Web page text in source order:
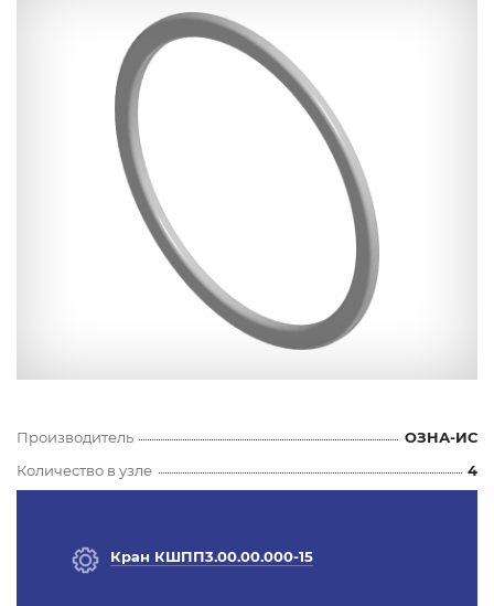
Производитель
ОЗНА-ИС
Количество в узле
4
Кран КШПП3.00.00.000-15